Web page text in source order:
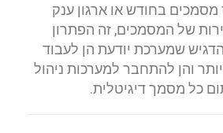
בחודש או ארגון ענק
של המסמכים, זה הפתרון
שמערכת יודעת הן לעבוד
והן להתחבר למערכות ניהול
כל מסמך דיגיטלית.